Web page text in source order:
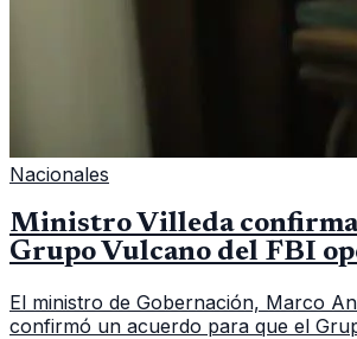
Nacionales
Ministro Villeda confirma
Grupo Vulcano del FBI
El ministro de Gobernación, Marco
confirmó un acuerdo para que el